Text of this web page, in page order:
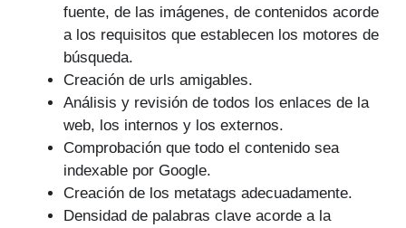
fuente, de las imágenes, de contenidos acorde
a los requisitos que establecen los motores de
búsqueda.
Creación de urls amigables.
Análisis y revisión de todos los enlaces de la
web, los internos y los externos.
Comprobación que todo el contenido sea
indexable por Google.
Creación de los metatags adecuadamente.
Densidad de palabras clave acorde a la